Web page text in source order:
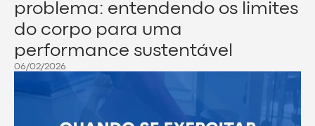
problema: entendendo os limites
do corpo para uma
performance sustentável
06/02/2026